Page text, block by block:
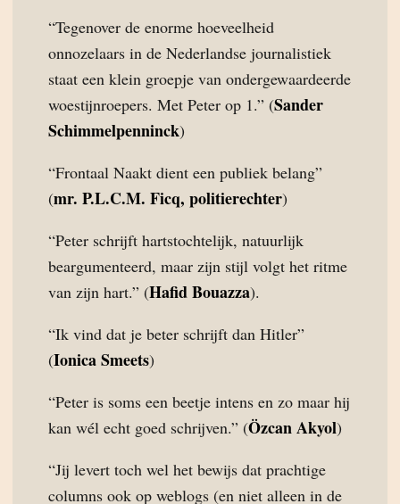
“Tegenover de enorme hoeveelheid
onnozelaars in de Nederlandse journalistiek
staat een klein groepje van ondergewaardeerde
woestijnroepers. Met Peter op 1.” (Sander
Schimmelpenninck)
“Frontaal Naakt dient een publiek belang”
(mr. P.L.C.M. Ficq, politierechter)
“Peter schrijft hartstochtelijk, natuurlijk
beargumenteerd, maar zijn stijl volgt het ritme
van zijn hart.” (Hafid Bouazza).
“Ik vind dat je beter schrijft dan Hitler”
(Ionica Smeets)
“Peter is soms een beetje intens en zo maar hij
kan wél echt goed schrijven.” (Özcan Akyol)
“Jij levert toch wel het bewijs dat prachtige
columns ook op weblogs (en niet alleen in de